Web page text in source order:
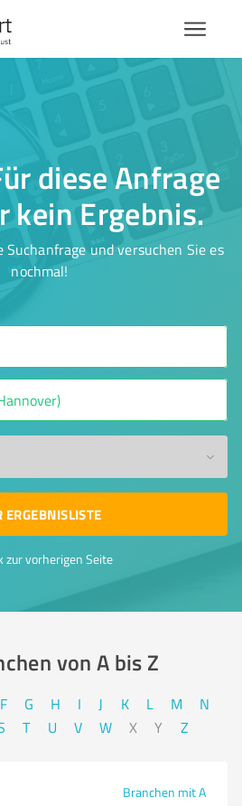
diese Anfrage
kein Ergebnis.
und versuchen Sie es
nochmal!
ERGEBNISLISTE
zur vorherigen Seite
von A bis Z​
F G H I J K L M
N
T U V W X Y Z
Branchen mit A